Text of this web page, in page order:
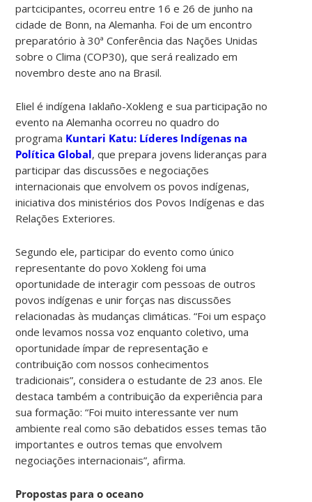
partcicipantes, ocorreu entre 16 e 26 de junho na
cidade de Bonn, na Alemanha. Foi de um encontro
preparatório à 30ª Conferência das Nações Unidas
sobre o Clima (COP30), que será realizado em
novembro deste ano na Brasil.
Eliel é indígena Iaklaño-Xokleng e sua participação no
evento na Alemanha ocorreu no quadro do
programa Kuntari Katu: Líderes Indígenas na
Política Global, que prepara jovens lideranças para
participar das discussões e negociações
internacionais que envolvem os povos indígenas,
iniciativa dos ministérios dos Povos Indígenas e das
Relações Exteriores.
Segundo ele, participar do evento como único
representante do povo Xokleng foi uma
oportunidade de interagir com pessoas de outros
povos indígenas e unir forças nas discussões
relacionadas às mudanças climáticas. “Foi um espaço
onde levamos nossa voz enquanto coletivo, uma
oportunidade ímpar de representação e
contribuição com nossos conhecimentos
tradicionais”, considera o estudante de 23 anos. Ele
destaca também a contribuição da experiência para
sua formação: “Foi muito interessante ver num
ambiente real como são debatidos esses temas tão
importantes e outros temas que envolvem
negociações internacionais”, afirma.
Propostas para o oceano